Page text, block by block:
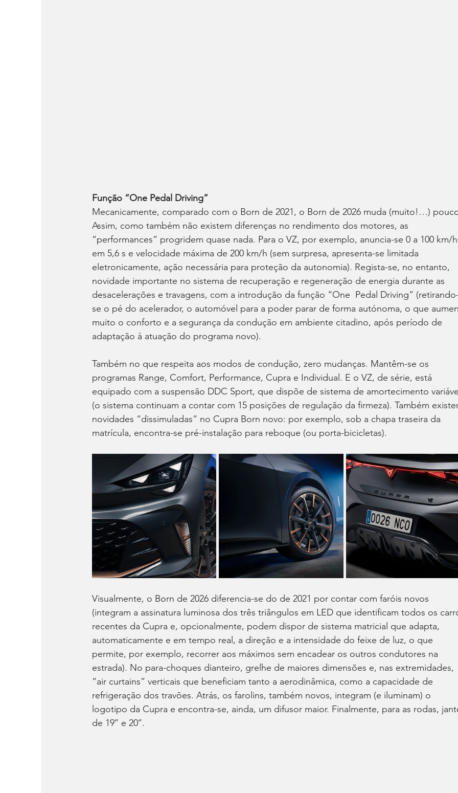
Função “One Pedal Driving”
Mecanicamente, comparado com o Born de 2021, o Born de 2026 muda (muito!…)
Assim, como também não existem diferenças no rendimento dos motores, as
“performances” progridem quase nada. Para o VZ, por exemplo, anuncia-se 0 a 100 km/
em 5,6 s e velocidade máxima de 200 km/h (sem surpresa, apresenta-se limitada
eletronicamente, ação necessária para proteção da autonomia). Regista-se, no entanto,
novidade importante no sistema de recuperação e regeneração de energia durante as
desacelerações e travagens, com a introdução da função “One  Pedal Driving”
se o pé do acelerador, o automóvel para a poder parar de forma autónoma, o que
muito o conforto e a segurança da condução em ambiente citadino, após período de
adaptação à atuação do programa novo).
Também no que respeita aos modos de condução, zero mudanças. Mantêm-se os
programas Range, Comfort, Performance, Cupra e Individual. E o VZ, de série, está
equipado com a suspensão DDC Sport, que dispõe de sistema de amortecimento
(o sistema continuam a contar com 15 posições de regulação da firmeza). Também
novidades “dissimuladas” no Cupra Born novo: por exemplo, sob a chapa traseira da
matrícula, encontra-se pré-instalação para reboque (ou porta-bicicletas).
Visualmente, o Born de 2026 diferencia-se do de 2021 por contar com faróis novos
(integram a assinatura luminosa dos três triângulos em LED que identificam todos os
recentes da Cupra e, opcionalmente, podem dispor de sistema matricial que adapta,
automaticamente e em tempo real, a direção e a intensidade do feixe de luz, o que
permite, por exemplo, recorrer aos máximos sem encadear os outros condutores na
estrada). No para-choques dianteiro, grelhe de maiores dimensões e, nas extremidades,
“air curtains” verticais que beneficiam tanto a aerodinâmica, como a capacidade de
refrigeração dos travões. Atrás, os farolins, também novos, integram (e iluminam) o
logotipo da Cupra e encontra-se, ainda, um difusor maior. Finalmente, para as rodas,
de 19’’ e 20’’.